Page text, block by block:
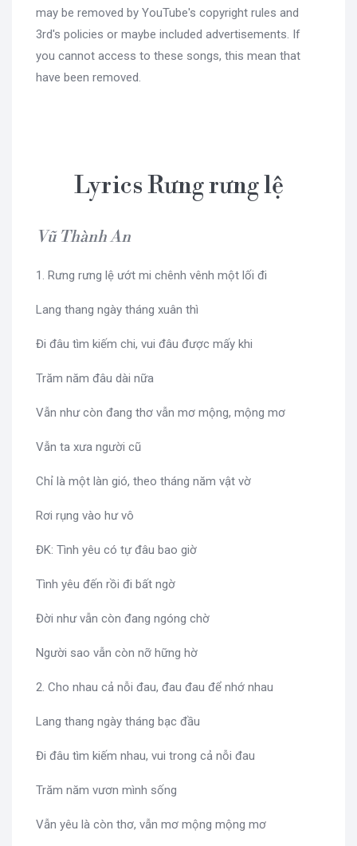
may be removed by YouTube's copyright rules and
3rd's policies or maybe included advertisements. If
you cannot access to these songs, this mean that
have been removed.
Lyrics Rưng rưng lệ
Vũ Thành An
1. Rưng rưng lệ ướt mi chênh vênh một lối đi
Lang thang ngày tháng xuân thì
Đi đâu tìm kiếm chi, vui đâu được mấy khi
Trăm năm đâu dài nữa
Vẫn như còn đang thơ vẫn mơ mộng, mộng mơ
Vẫn ta xưa người cũ
Chỉ là một làn gió, theo tháng năm vật vờ
Rơi rụng vào hư vô
ĐK: Tình yêu có tự đâu bao giờ
Tình yêu đến rồi đi bất ngờ
Đời như vẫn còn đang ngóng chờ
Người sao vẫn còn nỡ hững hờ
2. Cho nhau cả nỗi đau, đau đau để nhớ nhau
Lang thang ngày tháng bạc đầu
Đi đâu tìm kiếm nhau, vui trong cả nỗi đau
Trăm năm vươn mình sống
Vẫn yêu là còn thơ, vẫn mơ mộng mộng mơ